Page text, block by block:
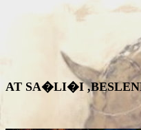
AT SA�LI�I